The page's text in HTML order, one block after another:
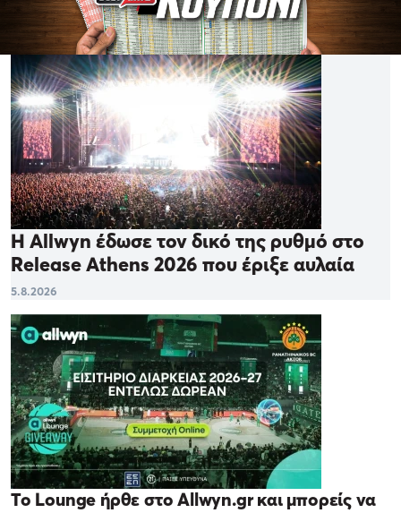
Η Allwyn έδωσε τον δικό της ρυθμό στο
Release Athens 2026 που έριξε αυλαία
5.8.2026
Το Lounge ήρθε στο Allwyn.gr και μπορείς να